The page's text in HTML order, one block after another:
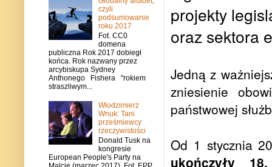
projekty
oraz sektora
Jedną z
zniesienie
państwowej
Od 1 stycznia
ukończyły
czyli
podsumowanie
roku 2017
Fot. CC0
domena
publiczna Rok 2017 dobiegł
końca. Rok nazwany przez
arcybiskupa Sydney
Anthonego Fishera "rokiem
straszliwym...
Włodzimierz
Wnuk: Tani
prześmiewcy
rzeczywistości
Donald Tusk na
kongresie
European People's Party na